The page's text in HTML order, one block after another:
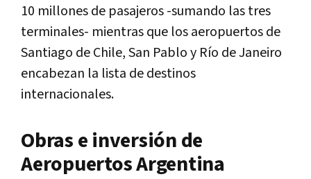
10 millones de pasajeros -sumando las tres
terminales- mientras que los aeropuertos de
Santiago de Chile, San Pablo y Río de Janeiro
encabezan la lista de destinos
internacionales.
Obras e inversión de
Aeropuertos Argentina